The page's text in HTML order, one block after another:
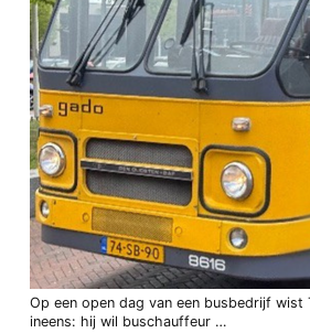
Op een open dag van een busbedrijf wist
ineens: hij wil buschauffeur …